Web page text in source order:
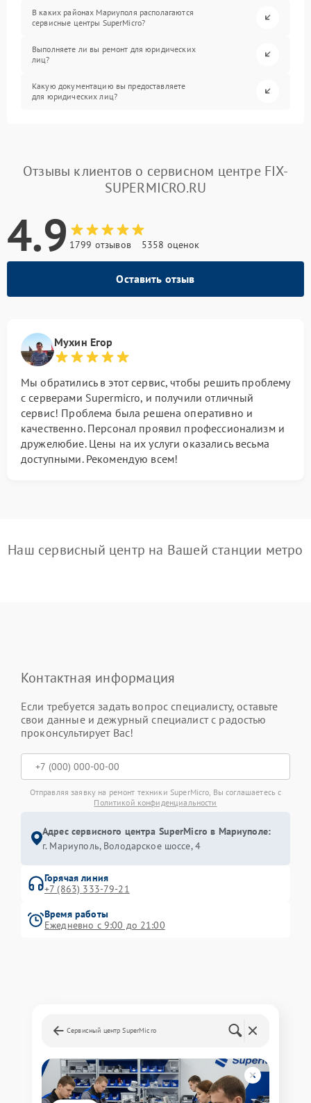
В каких районах Мариуполя располагаются
сервисные центры SuperMicro?
Выполняете ли вы ремонт для юридических
лиц?
Какую документацию вы предоставляете
для юридических лиц?
Отзывы клиентов о сервисном центре FIX-
SUPERMICRO.RU
4.9 1799 отзывов 5358 оценок
Оставить отзыв
Мухин Егор
Мы обратились в этот сервис, чтобы решить проблему
с серверами Supermicro, и получили отличный
сервис! Проблема была решена оперативно и
качественно. Персонал проявил профессионализм и
дружелюбие. Цены на их услуги оказались весьма
доступными. Рекомендую всем!
Наш сервисный центр на Вашей станции метро
Контактная информация
Если требуется задать вопрос специалисту, оставьте
свои данные и дежурный специалист с радостью
проконсультирует Вас!
Отправляя заявку на ремонт техники SuperMicro, Вы соглашаетесь с
Политикой конфиденциальности
Адрес сервисного центра SuperMicro в Мариуполе:
г. Мариуполь, Володарское шоссе, 4
Горячая линия
+7 (863) 333-79-21
Время работы
Ежедневно с 9:00 до 21:00
Сервисный центр SuperMicro